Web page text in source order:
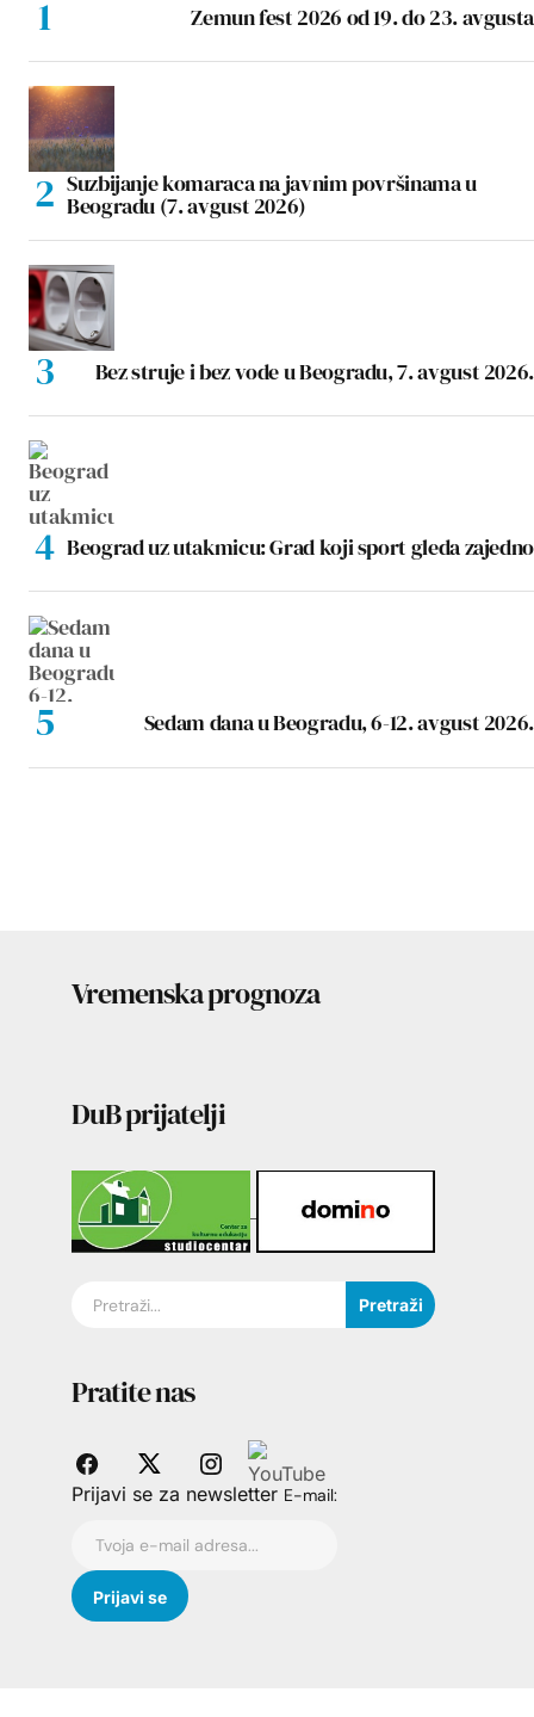
Zemun fest 2026 od 19. do 23. avgusta
Suzbijanje komaraca na javnim površinama u
Beogradu (7. avgust 2026)
Bez struje i bez vode u Beogradu, 7. avgust 2026.
Beograd uz utakmicu: Grad koji sport gleda zajedno
Sedam dana u Beogradu, 6-12. avgust 2026.
Vremenska prognoza
DuB prijatelji
Pretraži
Pratite nas
Prijavi se za newsletter E-mail: